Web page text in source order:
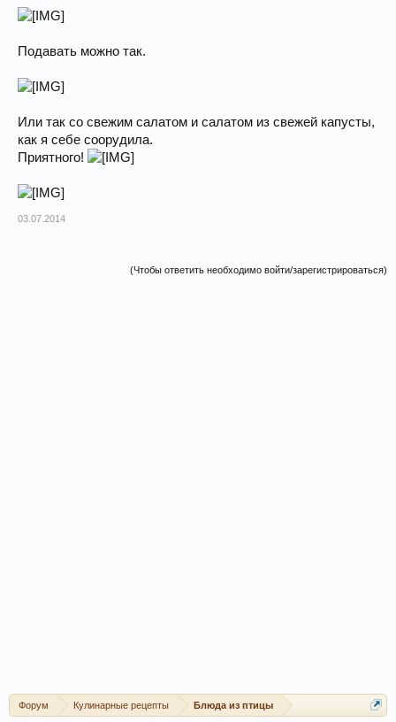
Подавать можно так.
Или так со свежим салатом и салатом из свежей капусты,
как я себе соорудила.
Приятного!
03.07.2014
(Чтобы ответить необходимо войти/зарегистрироваться)
Форум Кулинарные рецепты Блюда из птицы